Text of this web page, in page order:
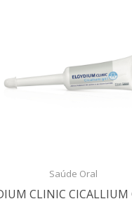
Saúde Oral
CLINIC CICALLIUM